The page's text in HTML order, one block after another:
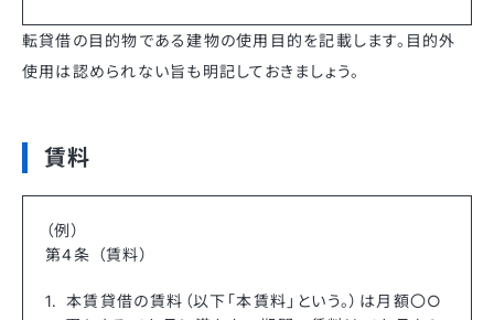
転貸借の目的物である建物の使用目的を記載します。目的外
使用は認められない旨も明記しておきましょう。
賃料
（例）
第4条 （賃料）
本賃貸借の賃料（以下「本賃料」という。）は月額〇○